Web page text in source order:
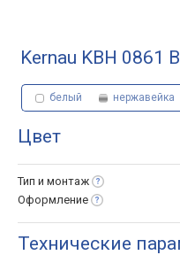
Kernau KBH 0861 B
белый нержавейка
Цвет
Тип и монтаж
Оформление
Технические